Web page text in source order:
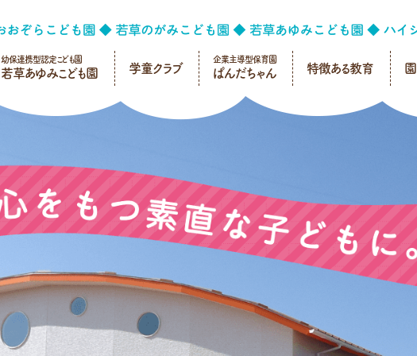
幼保連携型認定こども園
若草あゆみこども園 学童クラブ
企業主導型保育園
ぱんだちゃん 特徴ある教育